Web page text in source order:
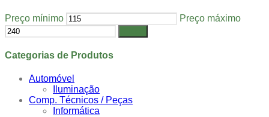
Preço mínimo Preço máximo
Categorias de Produtos
Automóvel
Iluminação
Comp. Técnicos / Peças
Informática